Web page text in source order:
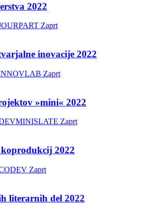
2022
Zaprt
inovacije 2022
Zaprt
»mini« 2022
Zaprt
2022
Zaprt
literarnih del 2022